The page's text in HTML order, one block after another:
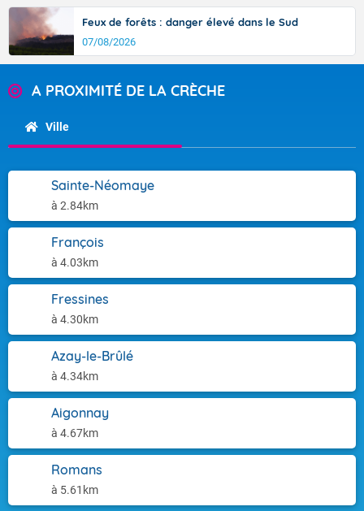
Feux de forêts : danger élevé dans le Sud
07/08/2026
A PROXIMITÉ DE LA CRÈCHE
Ville
Sainte-Néomaye
à 2.84km
François
à 4.03km
Fressines
à 4.30km
Azay-le-Brûlé
à 4.34km
Aigonnay
à 4.67km
Romans
à 5.61km